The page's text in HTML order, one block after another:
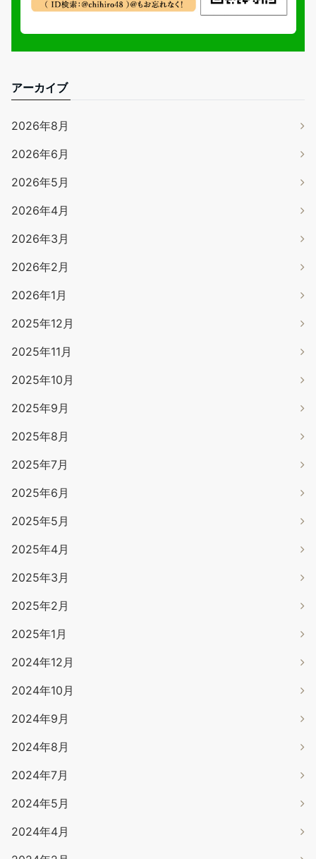
アーカイブ
2026年8月
2026年6月
2026年5月
2026年4月
2026年3月
2026年2月
2026年1月
2025年12月
2025年11月
2025年10月
2025年9月
2025年8月
2025年7月
2025年6月
2025年5月
2025年4月
2025年3月
2025年2月
2025年1月
2024年12月
2024年10月
2024年9月
2024年8月
2024年7月
2024年5月
2024年4月